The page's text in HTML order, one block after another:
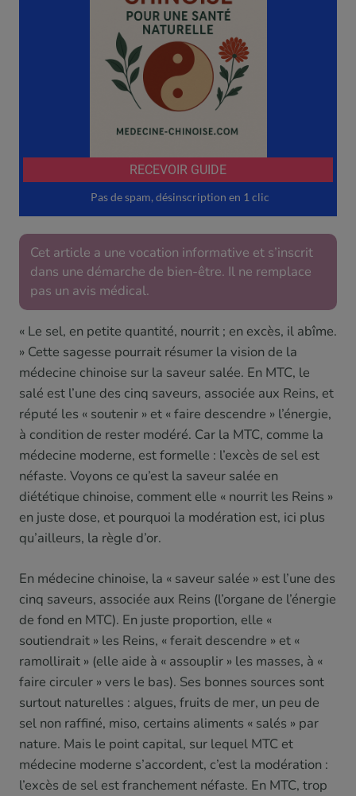
Cet article a une vocation informative et s’inscrit
dans une démarche de bien-être. Il ne remplace
pas un avis médical.
« Le sel, en petite quantité, nourrit ; en excès, il abîme.
» Cette sagesse pourrait résumer la vision de la
médecine chinoise sur la saveur salée. En MTC, le
salé est l’une des cinq saveurs, associée aux Reins, et
réputé les « soutenir » et « faire descendre » l’énergie,
à condition de rester modéré. Car la MTC, comme la
médecine moderne, est formelle : l’excès de sel est
néfaste. Voyons ce qu’est la saveur salée en
diététique chinoise, comment elle « nourrit les Reins »
en juste dose, et pourquoi la modération est, ici plus
qu’ailleurs, la règle d’or.
En médecine chinoise, la « saveur salée » est l’une des
cinq saveurs, associée aux Reins (l’organe de l’énergie
de fond en MTC). En juste proportion, elle «
soutiendrait » les Reins, « ferait descendre » et «
ramollirait » (elle aide à « assouplir » les masses, à «
faire circuler » vers le bas). Ses bonnes sources sont
surtout naturelles : algues, fruits de mer, un peu de
sel non raffiné, miso, certains aliments « salés » par
nature. Mais le point capital, sur lequel MTC et
médecine moderne s’accordent, c’est la modération :
l’excès de sel est franchement néfaste. En MTC, trop